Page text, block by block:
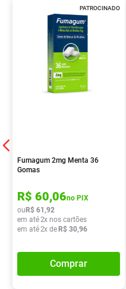
PATROCINADO
Fumagum 2mg Menta 36
Gomas
R$ 60,06no PIX
ou R$ 61 ,92
em até2x nos cartões
em até2x de R$ 30,96
Comprar